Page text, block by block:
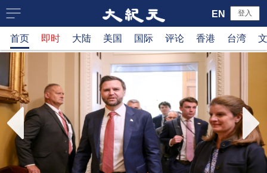
大
纪
元
新
闻
登入
EN
首页 即时 大陆 美国 国际 评论 香港 台湾